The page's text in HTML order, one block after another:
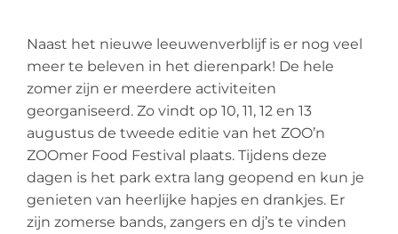
Naast het nieuwe leeuwenverblijf is er nog veel
meer te beleven in het dierenpark! De hele
zomer zijn er meerdere activiteiten
georganiseerd. Zo vindt op 10, 11, 12 en 13
augustus de tweede editie van het ZOO’n
ZOOmer Food Festival plaats. Tijdens deze
dagen is het park extra lang geopend en kun je
genieten van heerlijke hapjes en drankjes. Er
zijn zomerse bands, zangers en dj’s te vinden